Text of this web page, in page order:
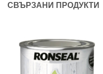
СВЪРЗАНИ ПРОДУКТИ